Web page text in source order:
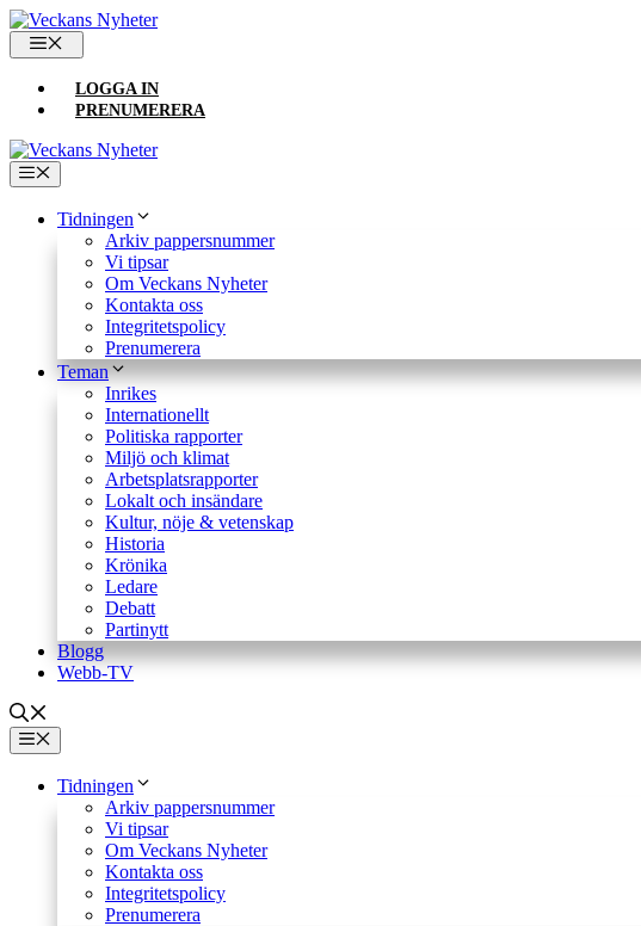
Hoppa
till
innehåll
LOGGA IN
PRENUMERERA
Meny
Tidningen
Arkiv pappersnummer
Vi tipsar
Om Veckans Nyheter
Kontakta oss
Integritetspolicy
Prenumerera
Teman
Inrikes
Internationellt
Politiska rapporter
Miljö och klimat
Arbetsplatsrapporter
Lokalt och insändare
Kultur, nöje & vetenskap
Historia
Krönika
Ledare
Debatt
Partinytt
Blogg
Webb-TV
Meny
Tidningen
Arkiv pappersnummer
Vi tipsar
Om Veckans Nyheter
Kontakta oss
Integritetspolicy
Prenumerera